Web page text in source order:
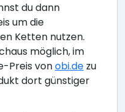
du dann
um die
Ketten nutzen.
möglich, im
Preis vonobi.de zu
dort günstiger